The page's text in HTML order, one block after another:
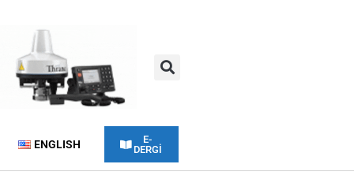
ENGLISH
E-
DERGİ